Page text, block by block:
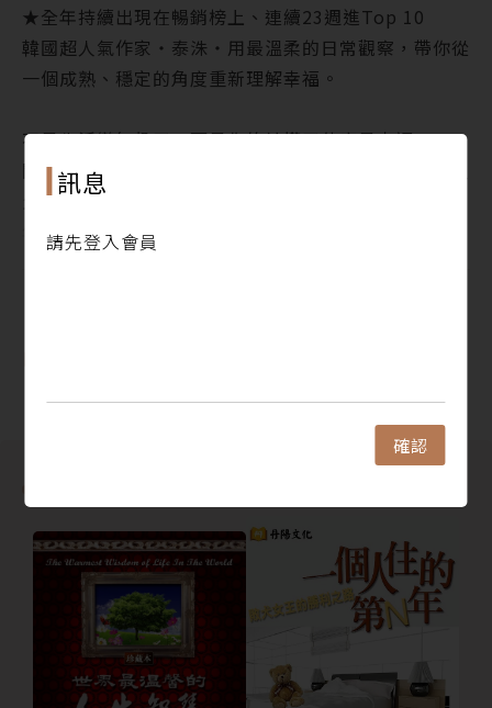
訊息
請先登入會員
確認
★全年持續出現在暢銷榜上、連續23週進Top 10
韓國超人氣作家‧泰洙‧用最溫柔的日常觀察，帶你從
一個成熟、穩定的角度重新理解幸福。
不是生活變無趣了，而是你終於懂了什麼是幸福。
關於成長、孤獨、關係與自我和解，一本寫給所有在人
生路上慢慢學會放過自己的書。
年輕時的幸福是熱鬧、被看見、被肯定。
這本書的文字陪伴，痛快地哭過再重新振作前行。
▍與其轟轟烈烈地追逐幸福，不如好好地減少不幸▍
看著別人的社交媒體，充滿著閃亮的幸福，反觀自
己……內心總有點不是滋味……？
熱鬧的快樂與痛苦的不幸，哪一種感覺會更影響你、停
在心裡更久呢？
其實，當日子過得太累時，比起特別的節日，平平靜